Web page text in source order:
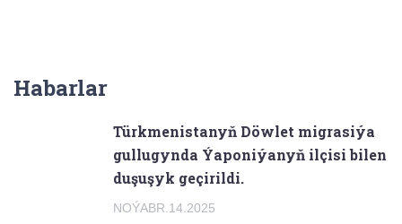
Habarlar
Türkmenistanyň Döwlet migrasiýa
gullugynda Ýaponiýanyň ilçisi bilen
duşuşyk geçirildi.
NOÝABR.14.2025